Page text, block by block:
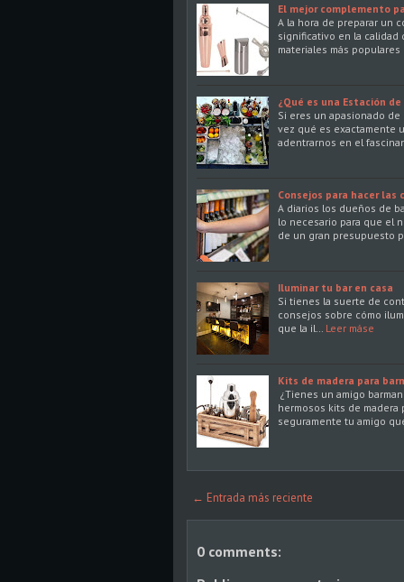
El mejor complemento
A la hora de preparar un
significativo en la calidad
materiales más populares
¿Qué es una Estación de
Si eres un apasionado
vez qué es exactamente
adentrarnos en el
Consejos para hacer las
A diarios los dueños de
lo necesario para que el
de un gran presupuesto
Iluminar tu bar en casa
Si tienes la suerte de
consejos sobre cómo
que la il…
Leer máse
Kits de madera para
¿Tienes un amigo
hermosos kits de madera
seguramente tu amigo
← Entrada más reciente
0 comments: